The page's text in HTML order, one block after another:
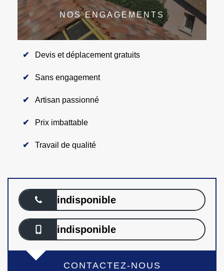
NOS ENGAGEMENTS
Devis et déplacement gratuits
Sans engagement
Artisan passionné
Prix imbattable
Travail de qualité
indisponible
indisponible
CONTACTEZ-NOUS